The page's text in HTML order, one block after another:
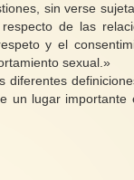
sin verse
de las
y el
sexual.»
un lugar importante